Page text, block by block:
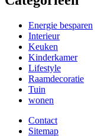
Energie besparen
Interieur
Keuken
Kinderkamer
Lifestyle
Raamdecoratie
Tuin
wonen
Contact
Sitemap